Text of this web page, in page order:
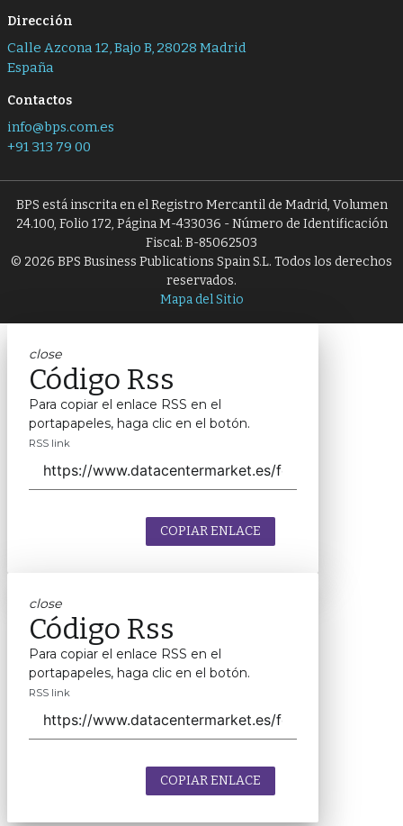
Dirección
Calle Azcona 12, Bajo B, 28028 Madrid
España
Contactos
info@bps.com.es
+91 313 79 00
BPS está inscrita en el Registro Mercantil de Madrid, Volumen
24.100, Folio 172, Página M-433036 - Número de Identificación
Fiscal: B-85062503
© 2026 BPS Business Publications Spain S.L. Todos los derechos
reservados.
Mapa del Sitio
close
Código Rss
Para copiar el enlace RSS en el
portapapeles, haga clic en el botón.
RSS link
COPIAR ENLACE
close
Código Rss
Para copiar el enlace RSS en el
portapapeles, haga clic en el botón.
RSS link
COPIAR ENLACE